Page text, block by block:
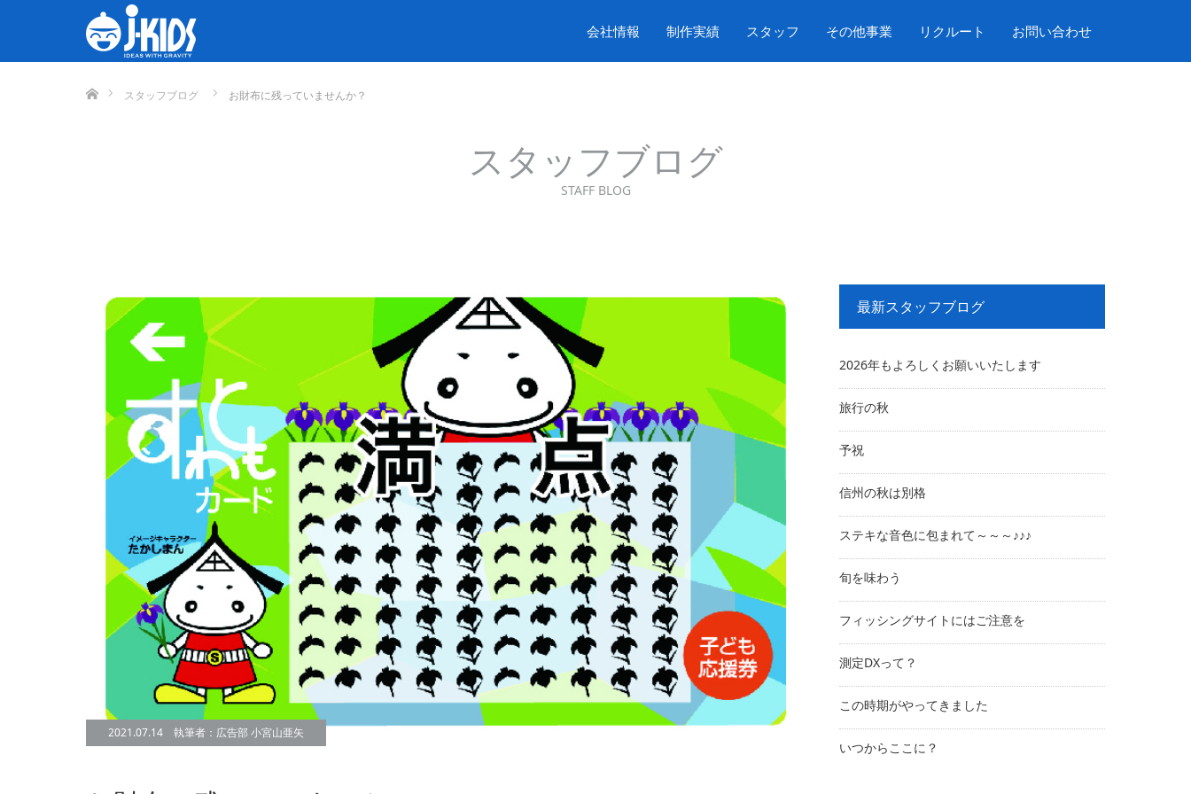
会社情報 制作実績 スタッフ その他事業 リクルート お問い合わせ
スタッフブログ
お財布に残っていませんか？
スタッフブログ
STAFF BLOG
2021.07.14 執筆者：広告部 小宮山亜矢
最新スタッフブログ
2026年もよろしくお願いいたします
旅行の秋
予祝
信州の秋は別格
ステキな音色に包まれて～～～♪♪♪
旬を味わう
フィッシングサイトにはご注意を
測定DXって？
この時期がやってきました
いつからここに？